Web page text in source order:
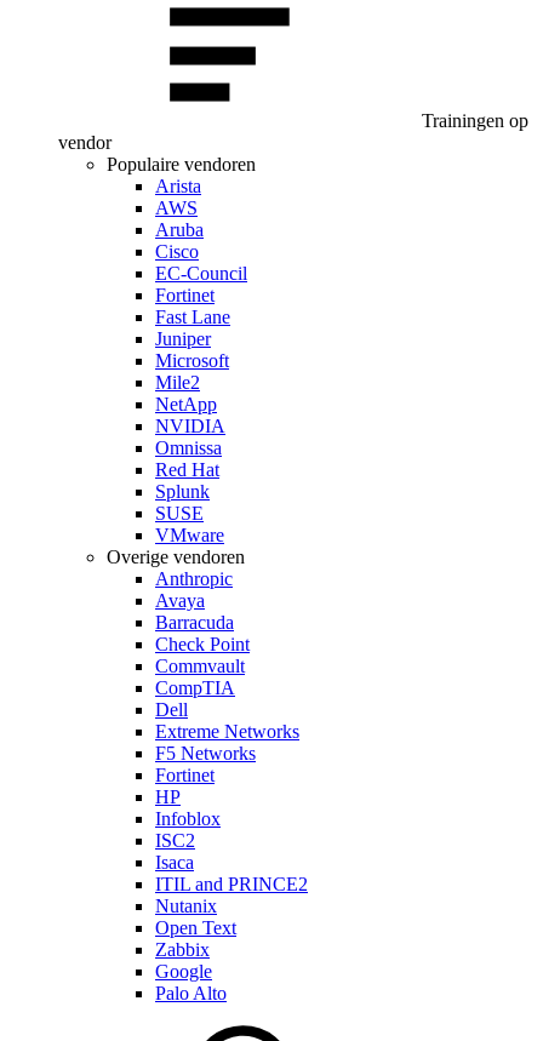
Trainingen op
vendor
Populaire vendoren
Arista
AWS
Aruba
Cisco
EC-Council
Fortinet
Fast Lane
Juniper
Microsoft
Mile2
NetApp
NVIDIA
Omnissa
Red Hat
Splunk
SUSE
VMware
Overige vendoren
Anthropic
Avaya
Barracuda
Check Point
Commvault
CompTIA
Dell
Extreme Networks
F5 Networks
Fortinet
HP
Infoblox
ISC2
Isaca
ITIL and PRINCE2
Nutanix
Open Text
Zabbix
Google
Palo Alto